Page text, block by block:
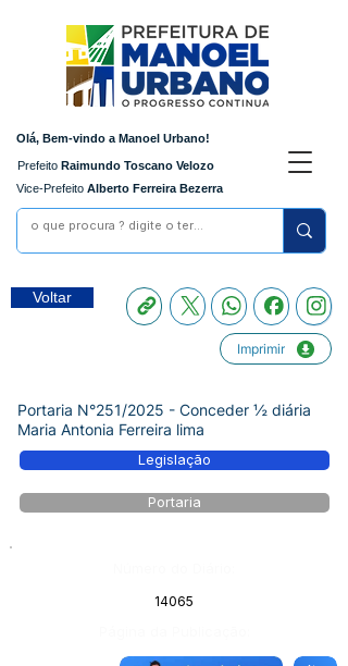
Olá, Bem-vindo a Manoel Urbano!
Prefeito Raimundo Toscano Velozo
Vice-Prefeito Alberto Ferreira Bezerra
Voltar
Imprimir
Portaria N°251/2025 - Conceder ½ diária
Maria Antonia Ferreira lima
Legislação
Portaria
14065